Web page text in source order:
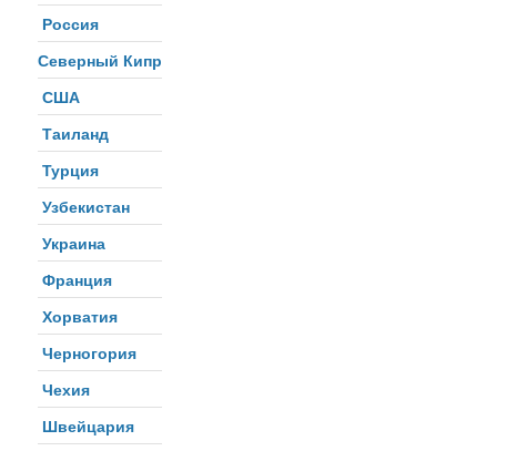
Россия
Северный Кипр
США
Таиланд
Турция
Узбекистан
Украина
Франция
Хорватия
Черногория
Чехия
Швейцария